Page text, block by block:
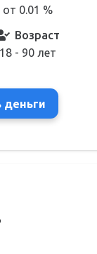
от 0.01 %
Возраст
18 - 90 лет
деньги